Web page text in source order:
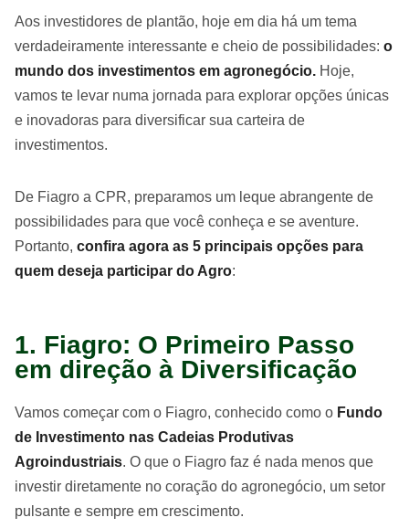
Aos investidores de plantão, hoje em dia há um tema
verdadeiramente interessante e cheio de possibilidades: o
mundo dos investimentos em agronegócio. Hoje,
vamos te levar numa jornada para explorar opções únicas
e inovadoras para diversificar sua carteira de
investimentos.
De Fiagro a CPR, preparamos um leque abrangente de
possibilidades para que você conheça e se aventure.
Portanto, confira agora as 5 principais opções para
quem deseja participar do Agro:
1. Fiagro: O Primeiro Passo
em direção à Diversificação
Vamos começar com o Fiagro, conhecido como o Fundo
de Investimento nas Cadeias Produtivas
Agroindustriais. O que o Fiagro faz é nada menos que
investir diretamente no coração do agronegócio, um setor
pulsante e sempre em crescimento.